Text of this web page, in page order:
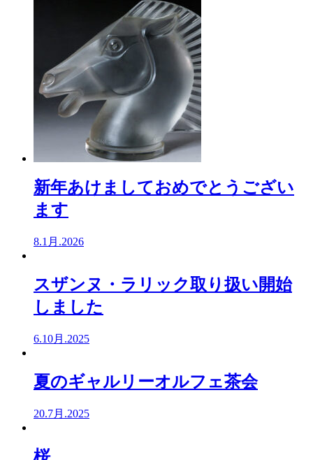
新年あけましておめでとうござい
ます
8.1月.2026
スザンヌ・ラリック取り扱い開始
しました
6.10月.2025
夏のギャルリーオルフェ茶会
20.7月.2025
桜